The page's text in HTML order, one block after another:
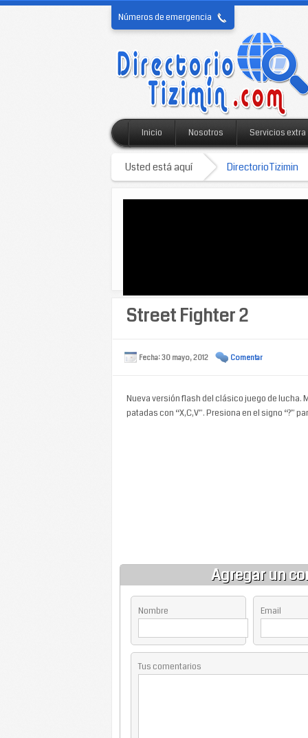
Números de emergencia
Inicio Nosotros Servicios extra
Usted está aquí DirectorioTizimin
Street Fighter 2
Fecha: 30 mayo, 2012 Comentar
Nueva versión flash del clásico juego de lucha.
patadas con “X,C,V”. Presiona en el signo “?”
Agregar un
Nombre Email
Tus comentarios